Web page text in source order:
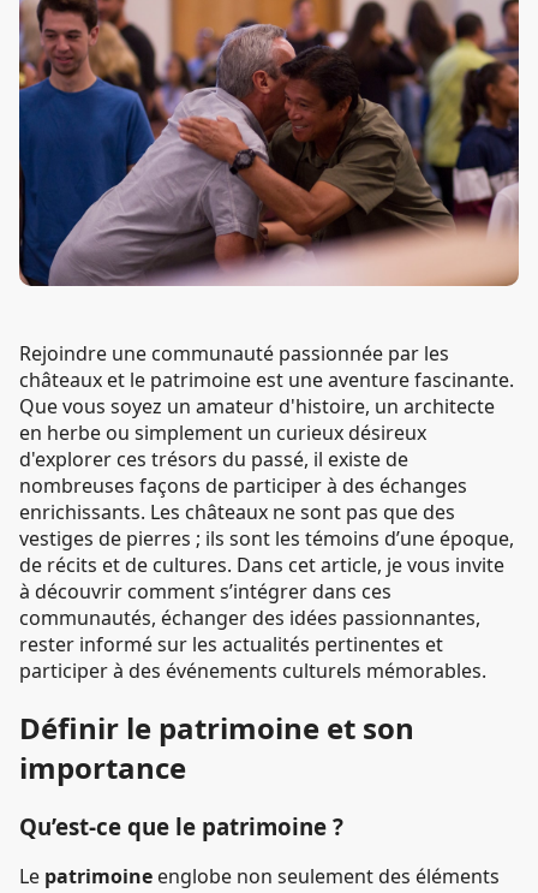
Rejoindre une communauté passionnée par les
châteaux et le patrimoine est une aventure fascinante.
Que vous soyez un amateur d'histoire, un architecte
en herbe ou simplement un curieux désireux
d'explorer ces trésors du passé, il existe de
nombreuses façons de participer à des échanges
enrichissants. Les châteaux ne sont pas que des
vestiges de pierres ; ils sont les témoins d’une époque,
de récits et de cultures. Dans cet article, je vous invite
à découvrir comment s’intégrer dans ces
communautés, échanger des idées passionnantes,
rester informé sur les actualités pertinentes et
participer à des événements culturels mémorables.
Définir le patrimoine et son
importance
Qu’est-ce que le patrimoine ?
Le patrimoine englobe non seulement des éléments